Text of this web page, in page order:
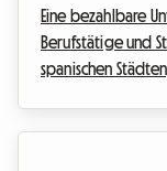
Eine bezahlbare
Berufstätige und
spanischen